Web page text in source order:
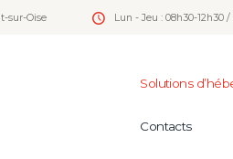
sur-Oise Lun - Jeu : 08h30-12h30 /
Solutions
Contacts